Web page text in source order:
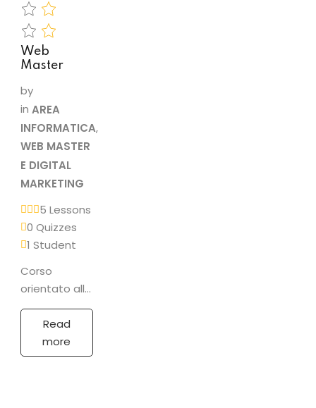
Web
Master
by
in AREA
INFORMATICA,
WEB MASTER
E DIGITAL
MARKETING
5 Lessons
0 Quizzes
1 Student
Corso
orientato alla
realizzazione
di siti web
professionali
tramite
Read
more